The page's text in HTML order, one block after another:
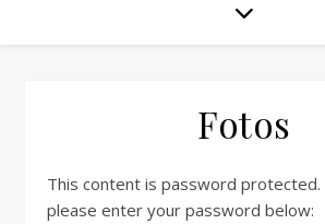
Fotos
This content is password
please enter your password below: